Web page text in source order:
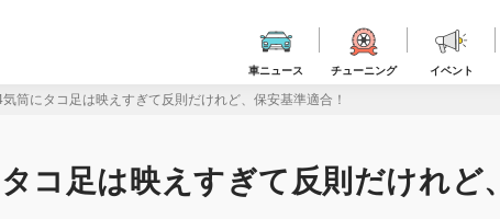
車ニュース チューニング イベント
筒にタコ足は映えすぎて反則だけれど、保安基準適合！
コ足は映えすぎて反則だけれど、